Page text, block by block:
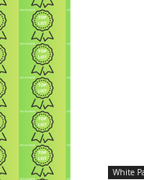
White